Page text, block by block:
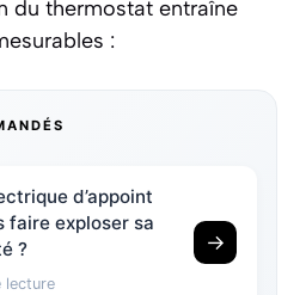
du thermostat entraîne
:
d’appoint
faire exploser sa
?
lecture
→